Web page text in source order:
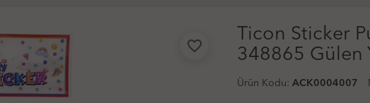
favorite_border
Ticon Sticker
348865 Gülen
Ürün Kodu: ACK0004007